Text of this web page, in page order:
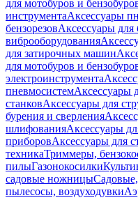
для мотобуров и
инструментаАксессуары
бензорезовАксессуары для
виброоборудования
для затирочных машин
для мотобуров и
электроинструмента
пневмосистемАксессуары
станковАксессуары для
бурения и сверления
шлифованияАксессуары
приборовАксессуары для
техникаТриммеры,
пилыГазонокосилки
садовые ножницы
пылесосы, воздуходувки